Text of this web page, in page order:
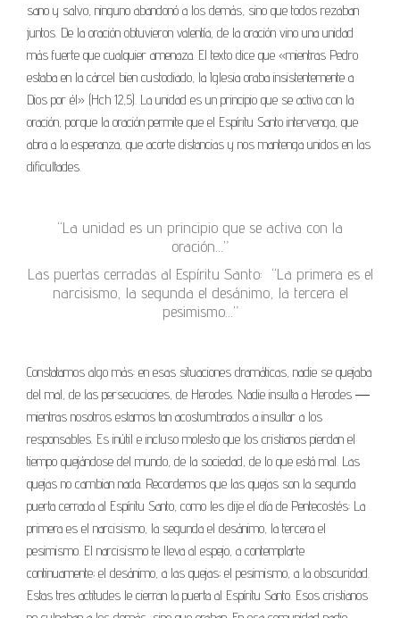
sano y salvo, ninguno abandonó a los demás, sino que todos rezaban
juntos. De la oración obtuvieron valentía, de la oración vino una unidad
más fuerte que cualquier amenaza. El texto dice que «mientras Pedro
estaba en la cárcel bien custodiado, la Iglesia oraba insistentemente a
Dios por él» (Hch 12,5). La unidad es un principio que se activa con la
oración, porque la oración permite que el Espíritu Santo intervenga, que
abra a la esperanza, que acorte distancias y nos mantenga unidos en las
dificultades.
“La unidad es un principio que se activa con la
oración…”
Las puertas cerradas al Espíritu Santo: “La primera es el
narcisismo, la segunda el desánimo, la tercera el
pesimismo…”
Constatamos algo más: en esas situaciones dramáticas, nadie se quejaba
del mal, de las persecuciones, de Herodes. Nadie insulta a Herodes ―
mientras nosotros estamos tan acostumbrados a insultar a los
responsables. Es inútil e incluso molesto que los cristianos pierdan el
tiempo quejándose del mundo, de la sociedad, de lo que está mal. Las
quejas no cambian nada. Recordemos que las quejas son la segunda
puerta cerrada al Espíritu Santo, como les dije el día de Pentecostés: La
primera es el narcisismo, la segunda el desánimo, la tercera el
pesimismo. El narcisismo te lleva al espejo, a contemplarte
continuamente; el desánimo, a las quejas; el pesimismo, a la obscuridad.
Estas tres actitudes le cierran la puerta al Espíritu Santo. Esos cristianos